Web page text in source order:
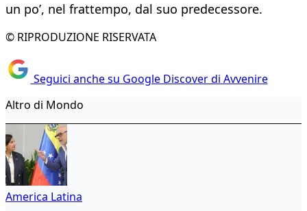
un po’, nel frattempo, dal suo predecessore.
© RIPRODUZIONE RISERVATA
Seguici anche su Google Discover di Avvenire
Altro di Mondo
America Latina